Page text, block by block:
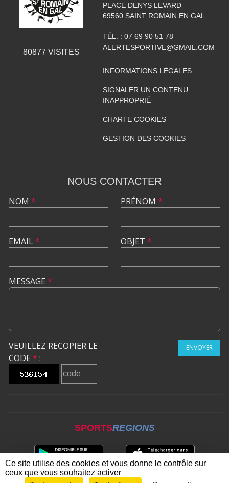
80877 VISITES
PLACE DENYS LEVARD
69560 SAINT ROMAIN EN GAL
TÉL. : 07 69 90 51 78
ALERTESPORTIVE@GMAIL.COM
INFORMATIONS LÉGALES
SIGNALER UN CONTENU
INAPPROPRIÉ
CHARTE COOKIES
GESTION DES COOKIES
NOUS CONTACTER
NOM *
EMAIL*
PRÉNOM *
OBJET *
MESSAGE *
VEUILLEZ RECOPIER LE
CODE * :
ENVOYER
SPORTSREGIONS
Ce site utilise des cookies et vous donne le contrôle sur
ceux que vous souhaitez activer